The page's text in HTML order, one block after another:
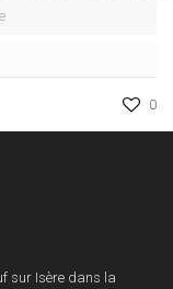
0
sur Isère dans la